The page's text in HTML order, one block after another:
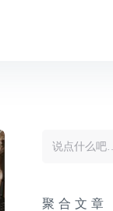
聚合文章